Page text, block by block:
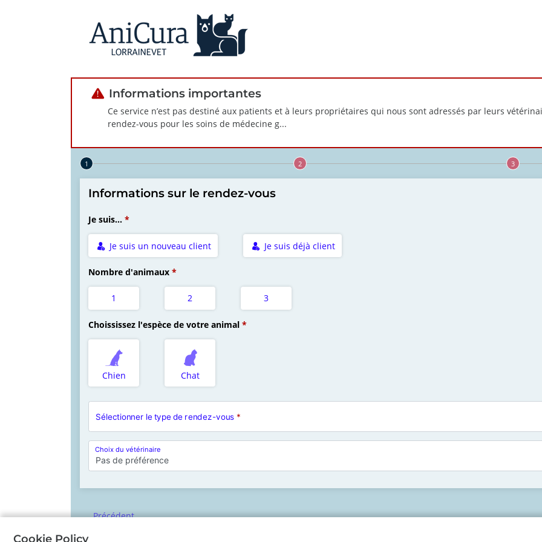
Informations importantes
Ce service n’est pas destiné aux patients et à leurs propriétaires qui nous sont adressés par leurs
rendez-vous pour les soins de médecine g...
Step 1 of 4
Informations sur le rendez-vous
Je suis...
Je suis un nouveau client Je suis déjà client
Nombre d'animaux
1 2 3
Choississez l'espèce de votre animal
Chien Chat
Sélectionner le type de rendez-vous *
Choix du vétérinaire
Pas de préférence
Précédent
Cookie Policy